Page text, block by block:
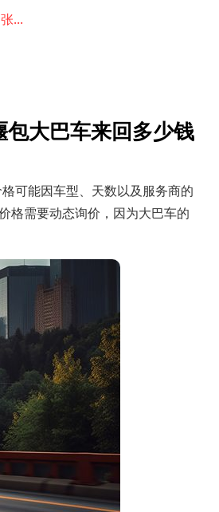
...
大巴车来回多少钱
可能因车型、天数以及服务商的
格需要动态询价，因为大巴车的